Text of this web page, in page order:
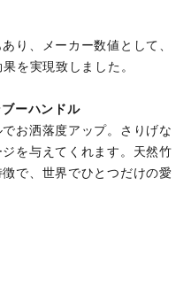
り、メーカー数値として、
を実現致しました。
ーハンドル
お洒落度アップ。さりげな
を与えてくれます。天然竹
で、世界でひとつだけの愛